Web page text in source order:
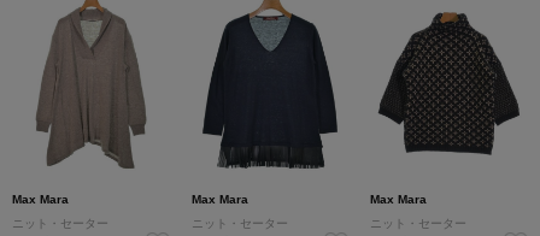
Max Mara
ニット・セーター
Max Mara
ニット・セーター
Max Mara
ニット・セーター